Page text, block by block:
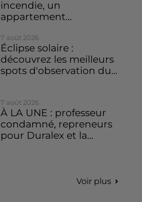
incendie, un
appartement...
7 août 2026
Éclipse solaire :
découvrez les meilleurs
spots d'observation du...
7 août 2026
À LA UNE : professeur
condamné, repreneurs
pour Duralex et la...
Voir plus